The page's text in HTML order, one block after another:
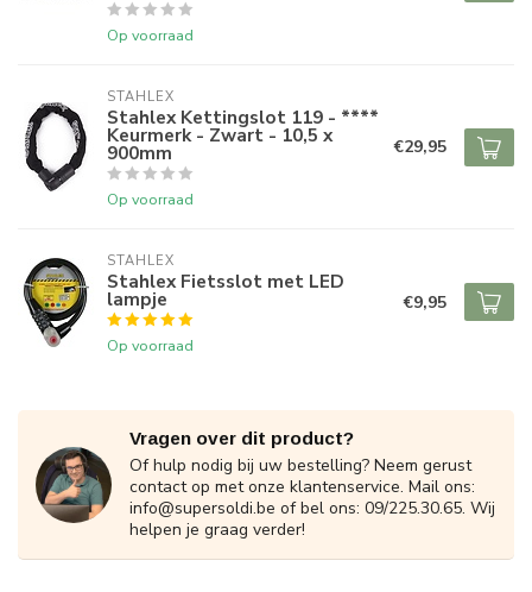
Op voorraad
STAHLEX
Stahlex Kettingslot 119 - ****
Keurmerk - Zwart - 10,5 x
900mm
Op voorraad
€29,95
STAHLEX
Stahlex Fietsslot met LED
lampje
Op voorraad
€9,95
Vragen over dit product?
Of hulp nodig bij uw bestelling? Neem gerust
contact op met onze klantenservice. Mail ons:
info@supersoldi.be of bel ons: 09/225.30.65. Wij
helpen je graag verder!